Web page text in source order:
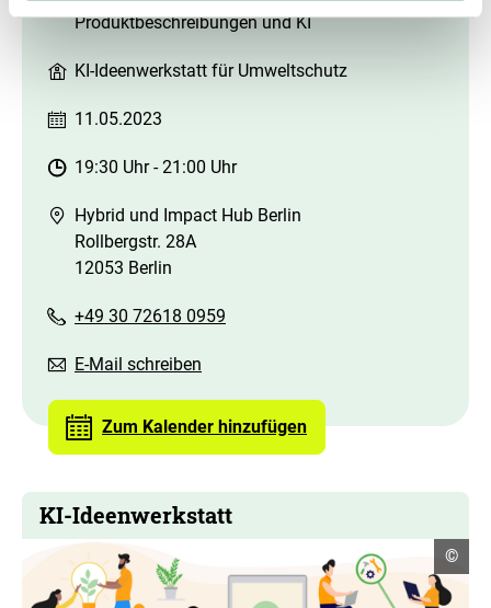
Produktbeschreibungen und KI
KI-Ideenwerkstatt für Umweltschutz
11.05.2023
19:30 Uhr-21:00 Uhr
Hybrid und Impact Hub Berlin
Rollbergstr. 28A
12053 Berlin
+49 30 72618 0959
E-Mail schreiben
Zum Kalender hinzufügen
KI-Ideenwerkstatt
©